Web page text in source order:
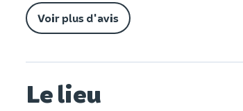
Voir plus d'avis
Le lieu